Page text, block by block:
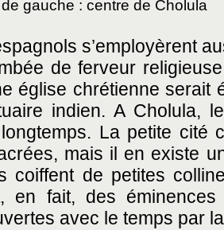
gauche : centre de Cholula
s’employèrent
de ferveur
église chrétienne
indien. A Cholula,
La petite cité
mais il en existe
coiffent de petites
en fait, des
avec le temps par